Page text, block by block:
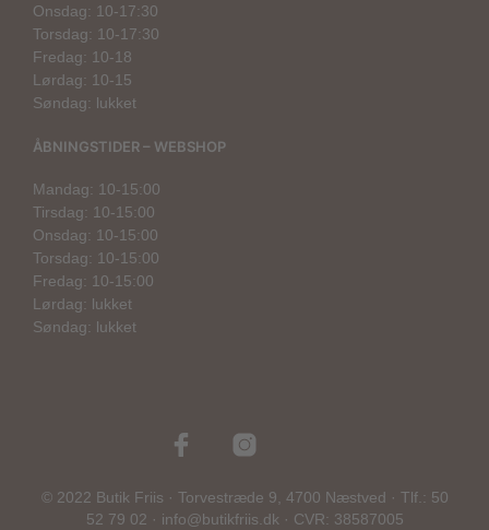
Onsdag: 10-17:30
Torsdag: 10-17:30
Fredag: 10-18
Lørdag: 10-15
Søndag: lukket
ÅBNINGSTIDER – WEBSHOP
Mandag: 10-15:00
Tirsdag: 10-15:00
Onsdag: 10-15:00
Torsdag: 10-15:00
Fredag: 10-15:00
Lørdag: lukket
Søndag: lukket
© 2022 Butik Friis · Torvestræde 9, 4700 Næstved · Tlf.: 50
52 79 02 · info@butikfriis.dk · CVR: 38587005